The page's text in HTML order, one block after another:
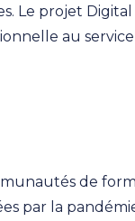
Le projet
au service
de
par la